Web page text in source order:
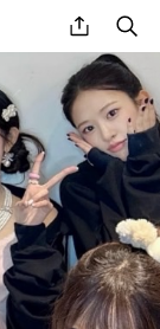
share